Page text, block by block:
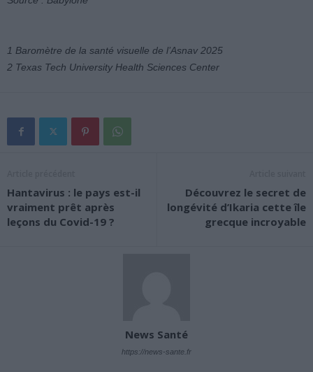
1 Baromètre de la santé visuelle de l’Asnav 2025
2 Texas Tech University Health Sciences Center
Hantavirus : le pays est-il
vraiment prêt après
leçons du Covid-19 ?
Découvrez le secret de
longévité d’Ikaria cette île
grecque incroyable
News Santé
https://news-sante.fr